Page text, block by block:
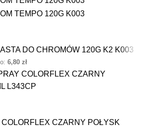
DO CHROMÓW 120G K2 K003
6,80 zł
CZARNY POŁYSK